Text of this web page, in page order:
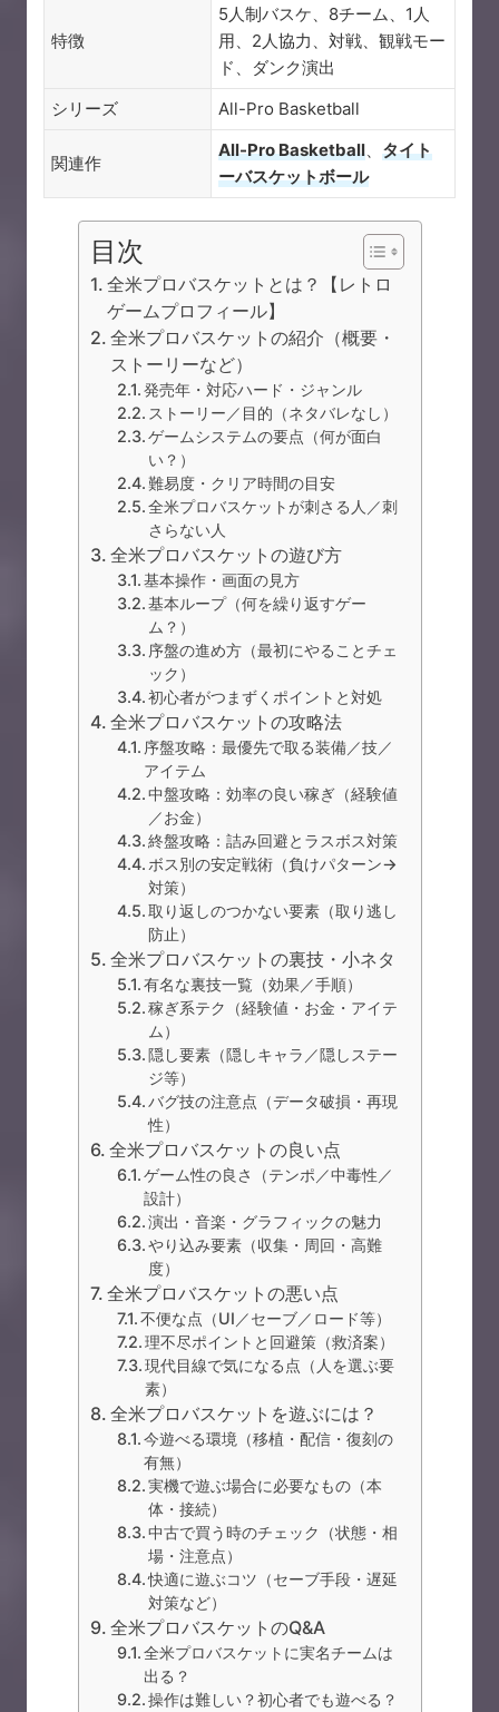
特徴
5人制バスケ、8チーム、1人
用、2人協力、対戦、観戦モー
ド、ダンク演出
シリーズ
All-Pro Basketball
関連作
All-Pro Basketball、 タイト
ーバスケットボール
目次
全米プロバスケットとは？【レトロ
ゲームプロフィール】
全米プロバスケットの紹介（概要・
ストーリーなど）
発売年・対応ハード・ジャンル
ストーリー／目的（ネタバレなし）
ゲームシステムの要点（何が面白
い？）
難易度・クリア時間の目安
全米プロバスケットが刺さる人／刺
さらない人
全米プロバスケットの遊び方
基本操作・画面の見方
基本ループ（何を繰り返すゲー
ム？）
序盤の進め方（最初にやることチェ
ック）
初心者がつまずくポイントと対処
全米プロバスケットの攻略法
序盤攻略：最優先で取る装備／技／
アイテム
中盤攻略：効率の良い稼ぎ（経験値
／お金）
終盤攻略：詰み回避とラスボス対策
ボス別の安定戦術（負けパターン→
対策）
取り返しのつかない要素（取り逃し
防止）
全米プロバスケットの裏技・小ネタ
有名な裏技一覧（効果／手順）
稼ぎ系テク（経験値・お金・アイテ
ム）
隠し要素（隠しキャラ／隠しステー
ジ等）
バグ技の注意点（データ破損・再現
性）
全米プロバスケットの良い点
ゲーム性の良さ（テンポ／中毒性／
設計）
演出・音楽・グラフィックの魅力
やり込み要素（収集・周回・高難
度）
全米プロバスケットの悪い点
不便な点（UI／セーブ／ロード等）
理不尽ポイントと回避策（救済案）
現代目線で気になる点（人を選ぶ要
素）
全米プロバスケットを遊ぶには？
今遊べる環境（移植・配信・復刻の
有無）
実機で遊ぶ場合に必要なもの（本
体・接続）
中古で買う時のチェック（状態・相
場・注意点）
快適に遊ぶコツ（セーブ手段・遅延
対策など）
全米プロバスケットのQ&A
全米プロバスケットに実名チームは
出る？
操作は難しい？初心者でも遊べる？